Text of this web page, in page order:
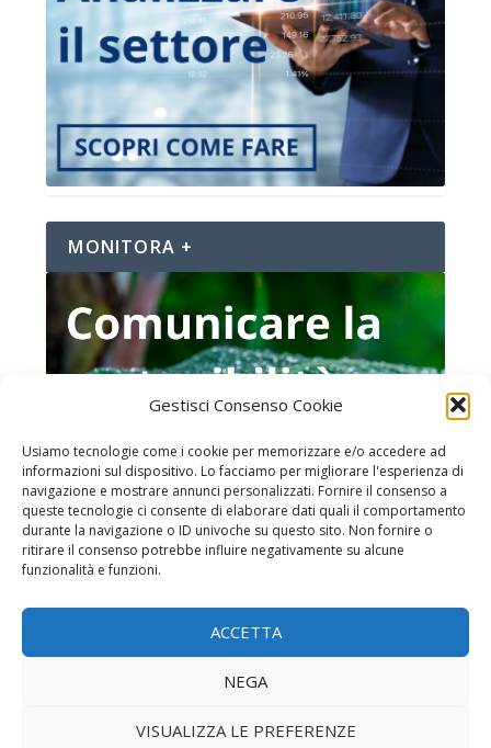
Gestisci Consenso Cookie
Usiamo tecnologie come i cookie per memorizzare e/o accedere ad
informazioni sul dispositivo. Lo facciamo per migliorare l'esperienza di
navigazione e mostrare annunci personalizzati. Fornire il consenso a
queste tecnologie ci consente di elaborare dati quali il comportamento
durante la navigazione o ID univoche su questo sito. Non fornire o
ritirare il consenso potrebbe influire negativamente su alcune
funzionalità e funzioni.
ACCETTA
NEGA
VISUALIZZA LE PREFERENZE
MONITORA +
Home page